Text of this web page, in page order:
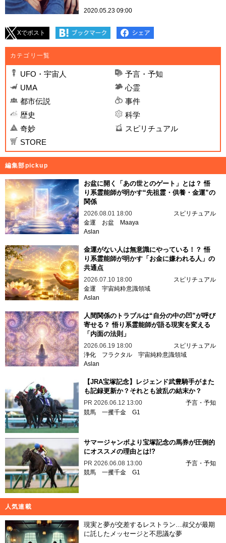
2020.05.23 09:00
Xでポスト
カテゴリ一覧
UFO・宇宙人
予言・予知
UMA
心霊
都市伝説
事件
歴史
科学
奇妙
スピリチュアル
STORE
編集部pickup
お盆に開く「あの世とのゲート」とは？ 悟
り系霊能師が明かす“先祖霊・供養・金運”の
関係
2026.08.01 18:00
スピリチュアル
金運
お盆
Maaya
Aslan
金運がない人は無意識にやっている！？ 悟
り系霊能師が明かす「お金に嫌われる人」の
共通点
2026.07.10 18:00
スピリチュアル
金運 宇宙純粋意識領域
Aslan
人間関係のトラブルは“自分の中の凹”が呼び
寄せる？ 悟り系霊能師が語る現実を変える
「内面の法則」
2026.06.19 18:00
スピリチュアル
浄化
フラクタル 宇宙純粋意識領域
Aslan
【JRA宝塚記念】レジェンド武豊騎手がまた
も記録更新か？それとも波乱の結末か？
PR 2026.06.12 13:00
予言・予知
競馬 一攫千金 G1
サマージャンボより宝塚記念の馬券が圧倒的
にオススメの理由とは!?
PR 2026.06.08 13:00
予言・予知
競馬 一攫千金 G1
人気連載
現実と夢が交差するレストラン…叔父が最期
に託したメッセージと不思議な夢